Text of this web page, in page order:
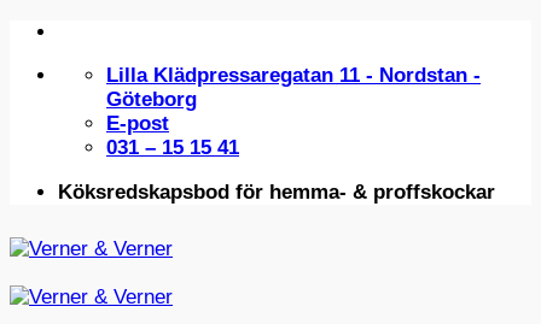
Skip
content
Lilla Klädpressaregatan 11 - Nordstan -
Göteborg
E-post
031 – 15 15 41
Köksredskapsbod för hemma- & proffskockar